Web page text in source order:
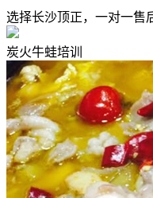
选择长沙顶正，一对一售
炭火牛蛙培训